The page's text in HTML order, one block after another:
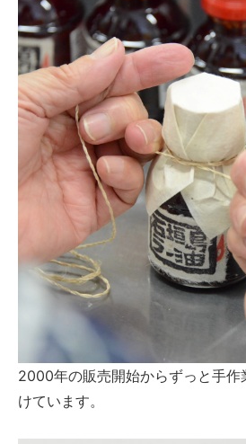
2000年の販売開始からずっと手作
けています。